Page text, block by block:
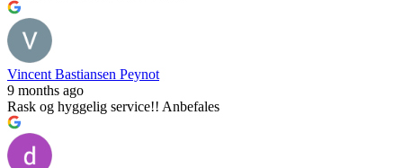
Vincent Bastiansen Peynot
9 months ago
Rask og hyggelig service!! Anbefales